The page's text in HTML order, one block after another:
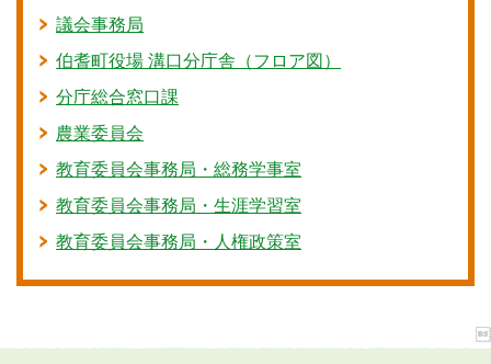
議会事務局
伯耆町役場 溝口分庁舎（フロア図）
分庁総合窓口課
農業委員会
教育委員会事務局・総務学事室
教育委員会事務局・生涯学習室
教育委員会事務局・人権政策室